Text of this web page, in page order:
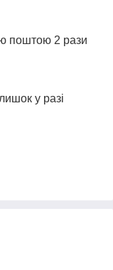
поштою 2 рази
у разі